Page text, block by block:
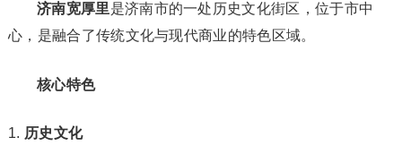
济南宽厚里是济南市的一处历史文化街区，位于市中
心，是融合了传统文化与现代商业的特色区域。
核心特色
历史文化